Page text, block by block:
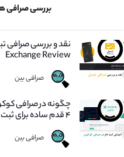
بررسی صرافی
Exchange Review
صرافی بین
چگونه در صرافی
۴ قدم ساده برای ثبت نام در Kucoin
صرافی بین